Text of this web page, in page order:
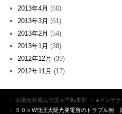
2013年4月 (60)
2013年3月 (61)
2013年2月 (54)
2013年1月 (38)
2012年12月 (39)
2012年11月 (17)
太陽光発電ムラ拡大作戦本部
●メンテナ
５０ｋW低圧太陽光発電所のトラブル例